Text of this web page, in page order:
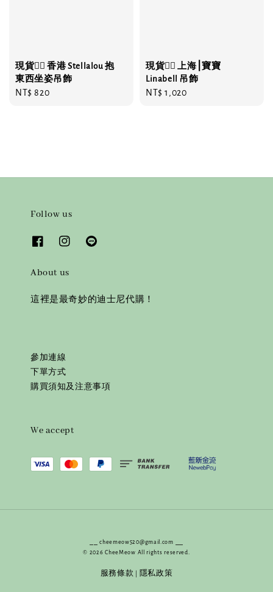
現貨❤️‍🔥 香港 Stellalou 抱
東西坐姿吊飾
Regular
NT$ 820
現貨❤️‍🔥 上海⎮寶寶
Linabell 吊飾
Regular
NT$ 1,020
Follow us
About us
這裡是最奇妙的迪士尼代購！
參加連線
下單方式
購買須知及注意事項
We accept
⎯⎯ cheemeow520@gmail.com ⎯⎯
© 2026 CheeMeow All rights reserved.
服務條款 隱私政策